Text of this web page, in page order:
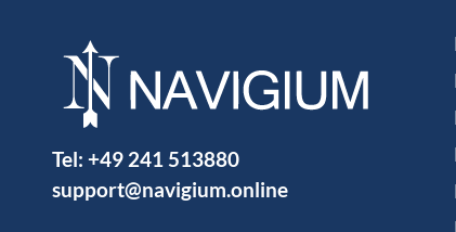
Tel: +49 241 513880
support@navigium.online